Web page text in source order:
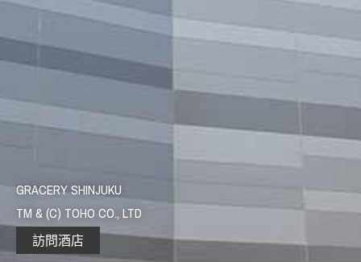
GRACERY SHINJUKU
TM & (C) TOHO CO., LTD
訪問酒店